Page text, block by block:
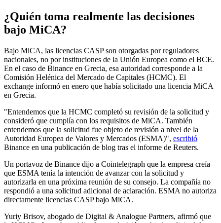
¿Quién toma realmente las decisiones
bajo MiCA?
Bajo MiCA, las licencias CASP son otorgadas por reguladores
nacionales, no por instituciones de la Unión Europea como el BCE.
En el caso de Binance en Grecia, esa autoridad corresponde a la
Comisión Helénica del Mercado de Capitales (HCMC). El
exchange informó en enero que había solicitado una licencia MiCA
en Grecia.
"Entendemos que la HCMC completó su revisión de la solicitud y
consideró que cumplía con los requisitos de MiCA. También
entendemos que la solicitud fue objeto de revisión a nivel de la
Autoridad Europea de Valores y Mercados (ESMA)", escribió
Binance en una publicación de blog tras el informe de Reuters.
Un portavoz de Binance dijo a Cointelegraph que la empresa creía
que ESMA tenía la intención de avanzar con la solicitud y
autorizarla en una próxima reunión de su consejo. La compañía no
respondió a una solicitud adicional de aclaración. ESMA no autoriza
directamente licencias CASP bajo MiCA.
Yuriy Brisov, abogado de Digital & Analogue Partners, afirmó que